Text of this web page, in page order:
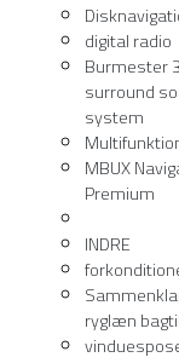
digital radio
Burmester
surround
system
MBUX
Premium
INDRE
ryglæn bagtil